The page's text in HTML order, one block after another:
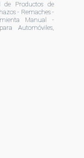
de Productos de
- Remaches -
Manual -
Automóviles,